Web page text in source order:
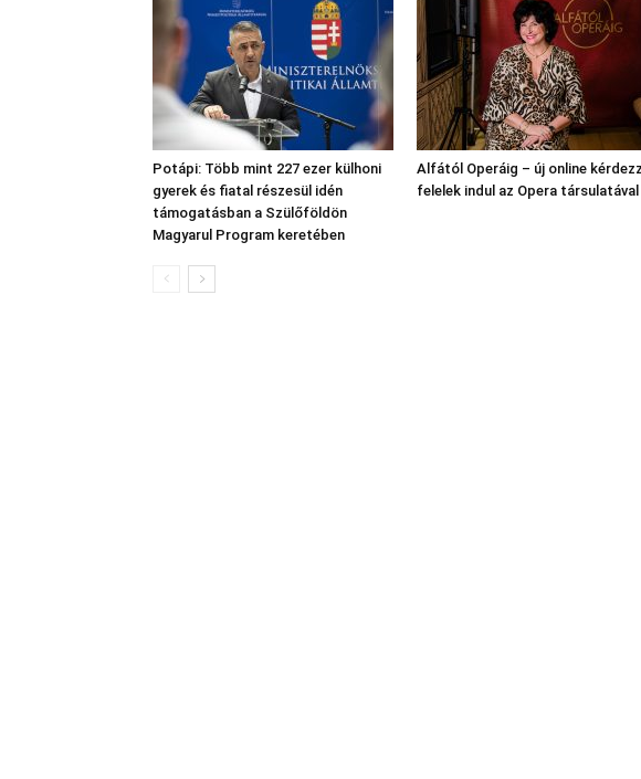
Potápi: Több mint 227 ezer külhoni
gyerek és fiatal részesül idén
támogatásban a Szülőföldön
Magyarul Program keretében
Alfától Operáig – új online
felelek indul az Opera társulatával